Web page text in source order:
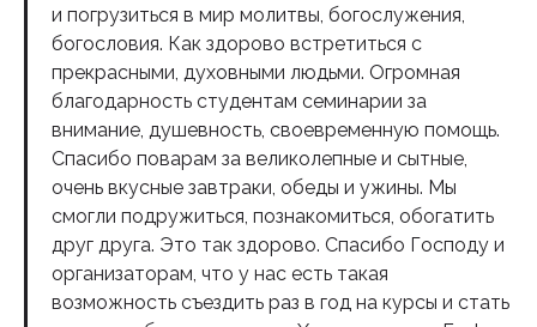
и погрузиться в мир молитвы, богослужения,
богословия. Как здорово встретиться с
прекрасными, духовными людьми. Огромная
благодарность студентам семинарии за
внимание, душевность, своевременную помощь.
Спасибо поварам за великолепные и сытные,
очень вкусные завтраки, обеды и ужины. Мы
смогли подружиться, познакомиться, обогатить
друг друга. Это так здорово. Спасибо Господу и
организаторам, что у нас есть такая
возможность съездить раз в год на курсы и стать